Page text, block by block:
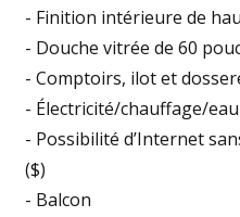
- Finition intérieure de
- Douche vitrée de 60
- Comptoirs, ilot et
- Électricité/chauffage/
- Possibilité d’Internet
($)
- Balcon